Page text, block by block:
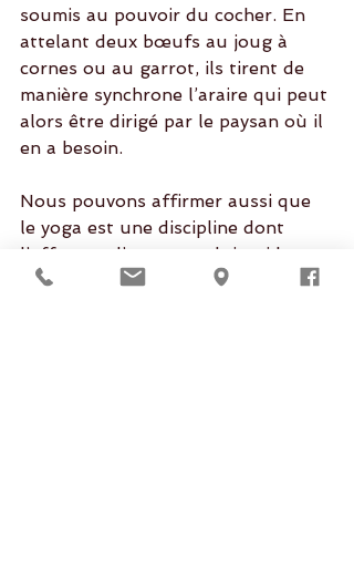
soumis au pouvoir du cocher. En
attelant deux bœufs au joug à
cornes ou au garrot, ils tirent de
manière synchrone l’araire qui peut
alors être dirigé par le paysan où il
en a besoin.
Nous pouvons affirmer aussi que
le yoga est une discipline dont
l’effet est d’amener celui qui le
pratique a un état d’unité.